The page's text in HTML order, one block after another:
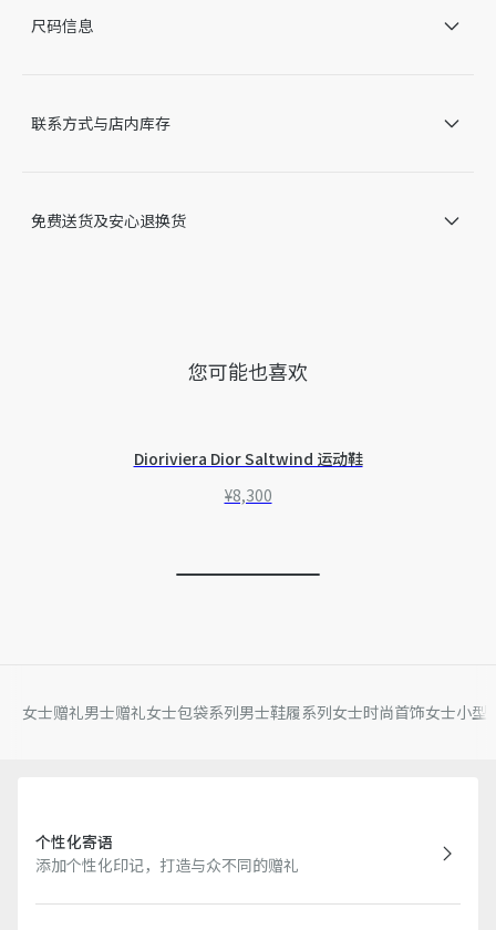
鞋舌饰以 Dior 标志刺绣，鞋跟饰以 Dior 压花标志
内底饰以 Dior 标志
在色差、尺码误差、成分含量误差或其他细节误差，网站展示的
尺码信息
联系方式与店内库存
免费送货及安心退换货
您可能也喜欢
Dioriviera Dior Saltwind 运动鞋
¥8,300
女士赠礼男士赠礼女士包袋系列男士鞋履系列女士时尚首饰女士小型
个性化寄语
添加个性化印记，打造与众不同的赠礼